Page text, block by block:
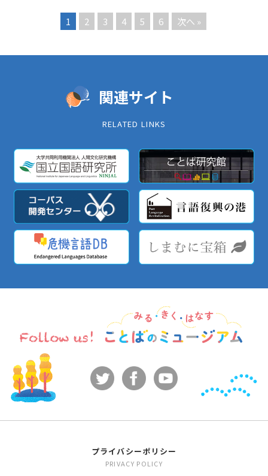
1 2 3 4 5 6 次へ »
関連サイト
RELATED LINKS
プライバシーポリシー
PRIVACY POLICY